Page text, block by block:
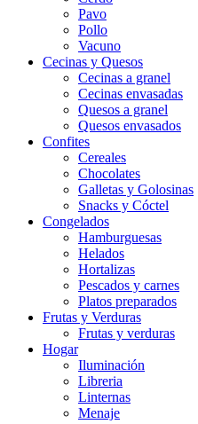
Pavo
Pollo
Vacuno
Cecinas y Quesos
Cecinas a granel
Cecinas envasadas
Quesos a granel
Quesos envasados
Confites
Cereales
Chocolates
Galletas y Golosinas
Snacks y Cóctel
Congelados
Hamburguesas
Helados
Hortalizas
Pescados y carnes
Platos preparados
Frutas y Verduras
Frutas y verduras
Hogar
Iluminación
Libreria
Linternas
Menaje